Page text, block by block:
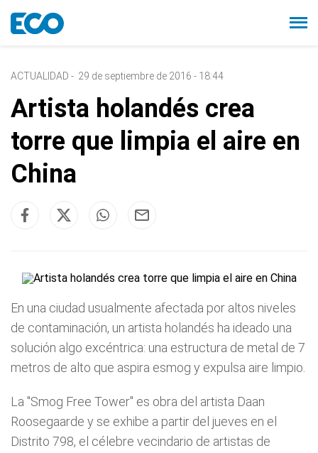
ACTUALIDAD - 29 de septiembre de 2016 - 18:44
Artista holandés crea
torre que limpia el aire en
China
En una ciudad usualmente afectada por altos niveles
de contaminación, un artista holandés ha ideado una
solución algo excéntrica: una estructura de metal de 7
metros de alto que aspira esmog y expulsa aire limpio.
La "Smog Free Tower" es obra del artista Daan
Roosegaarde y se exhibe a partir del jueves en el
Distrito 798, el célebre vecindario de artistas de